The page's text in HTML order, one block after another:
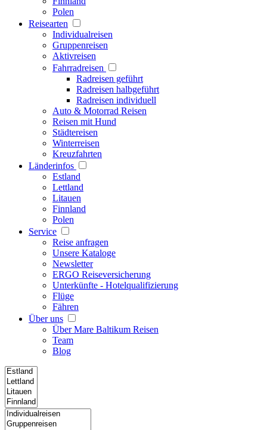
Polen
Reisearten
Individualreisen
Gruppenreisen
Aktivreisen
Fahrradreisen
Radreisen geführt
Radreisen halbgeführt
Radreisen individuell
Auto & Motorrad Reisen
Reisen mit Hund
Städtereisen
Winterreisen
Kreuzfahrten
Länderinfos
Estland
Lettland
Litauen
Finnland
Polen
Service
Reise anfragen
Unsere Kataloge
Newsletter
ERGO Reiseversicherung
Unterkünfte - Hotelqualifizierung
Flüge
Fähren
Über uns
Über Mare Baltikum Reisen
Team
Blog